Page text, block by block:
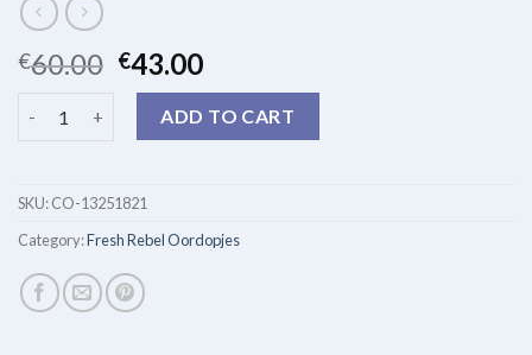
€60.00 €43.00
fresh rebel oordopjes quantity
ADD TO CART
SKU:CO-13251821
Category:Fresh Rebel Oordopjes